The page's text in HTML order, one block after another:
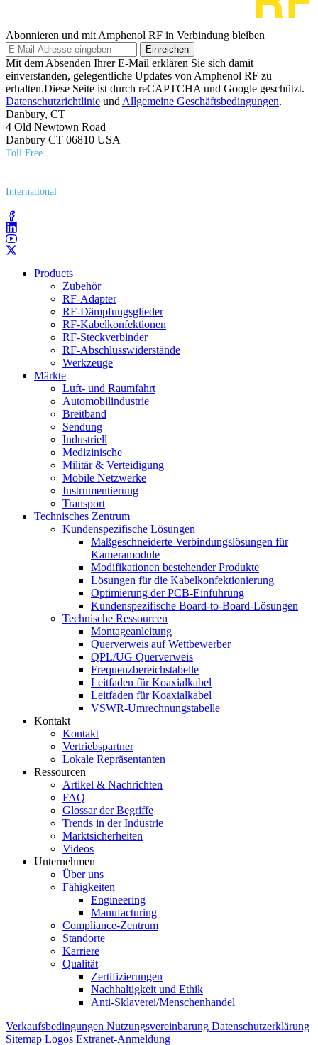
Abonnieren und mit Amphenol RF in Verbindung bleiben
Einreichen
Mit dem Absenden Ihrer E-Mail erklären Sie sich damit
einverstanden, gelegentliche Updates von Amphenol RF zu
erhalten.Diese Seite ist durch reCAPTCHA und Google geschützt.
Datenschutzrichtlinie und Allgemeine Geschäftsbedingungen.
Danbury, CT
4 Old Newtown Road
Danbury CT 06810 USA
Toll Free
International
Products
Zubehör
RF-Adapter
RF-Dämpfungsglieder
RF-Kabelkonfektionen
RF-Steckverbinder
RF-Abschlusswiderstände
Werkzeuge
Märkte
Luft- und Raumfahrt
Automobilindustrie
Breitband
Sendung
Industriell
Medizinische
Militär & Verteidigung
Mobile Netzwerke
Instrumentierung
Transport
Technisches Zentrum
Kundenspezifische Lösungen
Maßgeschneiderte Verbindungslösungen für
Kameramodule
Modifikationen bestehender Produkte
Lösungen für die Kabelkonfektionierung
Optimierung der PCB-Einführung
Kundenspezifische Board-to-Board-Lösungen
Technische Ressourcen
Montageanleitung
Querverweis auf Wettbewerber
QPL/UG Querverweis
Frequenzbereichstabelle
Leitfaden für Koaxialkabel
Leitfaden für Koaxialkabel
VSWR-Umrechnungstabelle
Kontakt
Kontakt
Vertriebspartner
Lokale Repräsentanten
Ressourcen
Artikel & Nachrichten
FAQ
Glossar der Begriffe
Trends in der Industrie
Marktsicherheiten
Videos
Unternehmen
Über uns
Fähigkeiten
Engineering
Manufacturing
Compliance-Zentrum
Standorte
Karriere
Qualität
Zertifizierungen
Nachhaltigkeit und Ethik
Anti-Sklaverei/Menschenhandel
Verkaufsbedingungen Nutzungsvereinbarung Datenschutzerklärung
Sitemap Logos Extranet-Anmeldung